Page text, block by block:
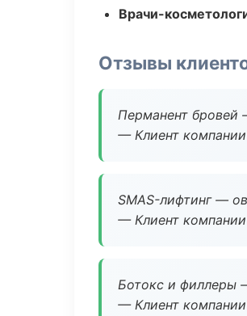
Врачи-
Отзывы
Перманент бровей
— Клиент компании
SMAS-лифтинг —
— Клиент компании
Ботокс и филлеры
— Клиент компании